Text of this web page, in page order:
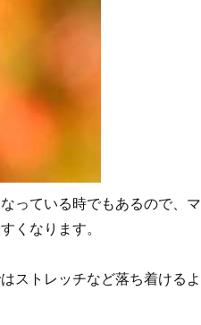
っている時でもあるので、マ
くなります。
ストレッチなど落ち着けるよ